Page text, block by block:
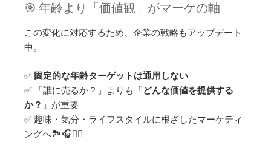
🎯 年齢より「価値観」がマーケの軸
この変化に対応するため、企業の戦略もアップデート
中。
✅ 固定的な年齢ターゲットは通用しない
✅ 「誰に売るか？」よりも「どんな価値を提供する
か？ 」が重要
✅ 趣味・気分・ライフスタイルに根ざしたマーケティ
ングへ🏞️🎧🧘‍♀️